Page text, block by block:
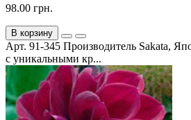
98.00 грн.
В корзину
Арт. 91-345 Производитель Sakata,
с уникальными кр...